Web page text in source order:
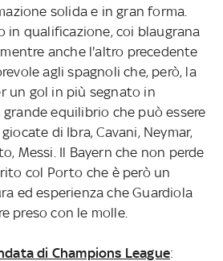
solida e in gran forma.
in qualificazione, coi blaugrana
anche l'altro precedente
agli spagnoli che, però, la
un gol in più segnato in
equilibrio che può essere
di Ibra, Cavani, Neymar,
Messi. Il Bayern che non perde
col Porto che è però un
ed esperienza che Guardiola
preso con le molle.
di Champions League: